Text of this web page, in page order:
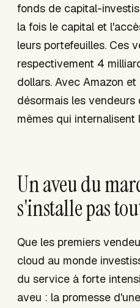
fonds de capital-
la fois le capital et
leurs portefeuilles. Ces
respectivement 4
dollars. Avec Amazon
désormais les
mêmes qui internalisent
Un aveu du
s'installe pas
Que les premiers
cloud au monde
du service à forte
aveu : la promesse